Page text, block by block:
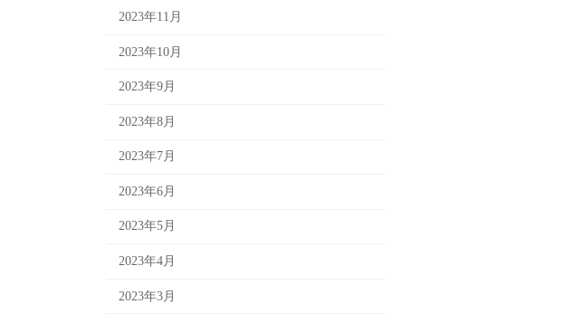
2023年11月
2023年10月
2023年9月
2023年8月
2023年7月
2023年6月
2023年5月
2023年4月
2023年3月